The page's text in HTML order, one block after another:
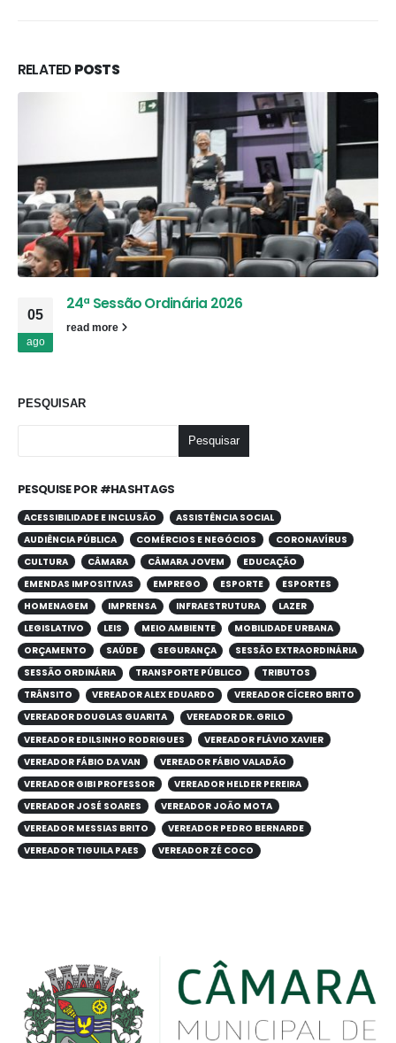
RELATEDPOSTS
05
ago
24ª Sessão Ordinária 2026
read more
PESQUISAR
Pesquisar
PESQUISE POR #HASHTAGS
ACESSIBILIDADE E INCLUSÃO
ASSISTÊNCIA SOCIAL
AUDIÊNCIA PÚBLICA
COMÉRCIOS E NEGÓCIOS
CORONAVÍRUS
CULTURA
CÂMARA CÂMARA JOVEM
EDUCAÇÃO
EMENDAS IMPOSITIVAS
EMPREGO ESPORTE
ESPORTES
HOMENAGEM
IMPRENSA INFRAESTRUTURA
LAZER
LEGISLATIVO
LEIS MEIO AMBIENTE
MOBILIDADE URBANA
ORÇAMENTO
SAÚDE SEGURANÇA
SESSÃO EXTRAORDINÁRIA
SESSÃO ORDINÁRIA
TRANSPORTE PÚBLICO
TRIBUTOS
TRÂNSITO
VEREADOR ALEX EDUARDO
VEREADOR CÍCERO BRITO
VEREADOR DOUGLAS GUARITA
VEREADOR DR. GRILO
VEREADOR EDILSINHO RODRIGUES
VEREADOR FLÁVIO XAVIER
VEREADOR FÁBIO DA VAN
VEREADOR FÁBIO VALADÃO
VEREADOR GIBI PROFESSOR
VEREADOR HELDER PEREIRA
VEREADOR JOSÉ SOARES
VEREADOR JOÃO MOTA
VEREADOR MESSIAS BRITO
VEREADOR PEDRO BERNARDE
VEREADOR TIGUILA PAES
VEREADOR ZÉ COCO